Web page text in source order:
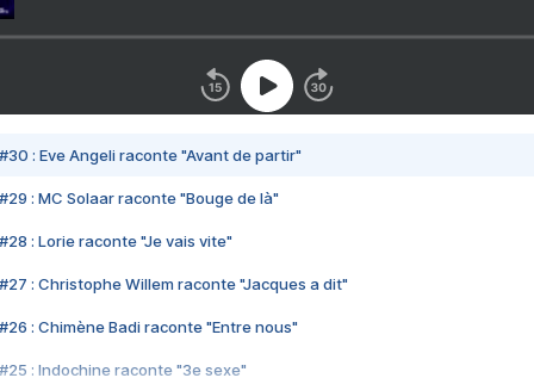
#30 : Eve Angeli raconte "Avant de partir"
#29 : MC Solaar raconte "Bouge de là"
#28 : Lorie raconte "Je vais vite"
#27 : Christophe Willem raconte "Jacques a dit"
#26 : Chimène Badi raconte "Entre nous"
#25 : Indochine raconte "3e sexe"